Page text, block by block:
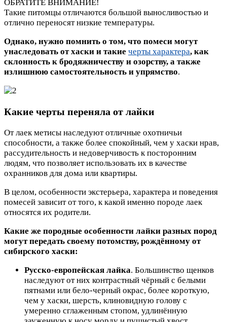
ОБРАТИТЕ ВНИМАНИЕ!
Такие питомцы отличаются большой выносливостью и
отлично переносят низкие температуры.
Однако, нужно помнить о том, что помеси могут
унаследовать от хаски и такие черты характера, как
склонность к бродяжничеству и озорству, а также
излишнюю самостоятельность и упрямство.
Какие черты переняла от лайки
От лаек метисы наследуют отличные охотничьи
способности, а также более спокойный, чем у хаски нрав,
рассудительность и недоверчивость к посторонним
людям, что позволяет использовать их в качестве
охранников для дома или квартиры.
В целом, особенности экстерьера, характера и поведения
помесей зависит от того, к какой именно породе лаек
относятся их родители.
Какие же породные особенности лайки разных пород
могут передать своему потомству, рождённому от
сибирского хаски:
Русско-европейская лайка. Большинство щенков
наследуют от них контрастный чёрный с белыми
пятнами или бело-черный окрас, более короткую,
чем у хаски, шерсть, клиновидную голову с
умеренно сглаженным стопом, удлинённую